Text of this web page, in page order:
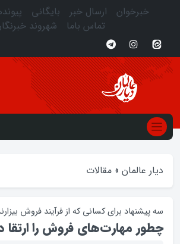
خبرخوان ارسال خبر بایگانی
تماس باما
شهروند خبرنگار
دیار عالمان » مقالات
سه پیشنهاد برای کسانی که از فرآیند فروش
چطور مهارت‌های فروش را ارتقا